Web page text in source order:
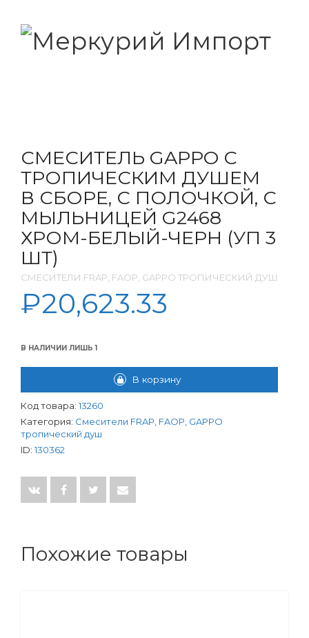
СМЕСИТЕЛЬ GAPPO С
ТРОПИЧЕСКИМ ДУШЕМ
В СБОРЕ, С ПОЛОЧКОЙ, С
МЫЛЬНИЦЕЙ G2468
ХРОМ-БЕЛЫЙ-ЧЕРН (УП 3
ШТ)
СМЕСИТЕЛИ FRAP, FAOP, GAPPO ТРОПИЧЕСКИЙ ДУШ
₽20,623.33
В НАЛИЧИИ ЛИШЬ 1
КОЛИЧЕСТВО ТОВАРА СМЕСИТЕЛЬ GAPPO С
В корзину
Код товара: 13260
Категория: Смесители FRAP, FAOP, GAPPO
тропический душ
ID: 130362
Похожие товары